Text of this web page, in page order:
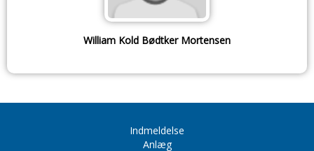
William Kold Bødtker Mortensen
Indmeldelse
Anlæg